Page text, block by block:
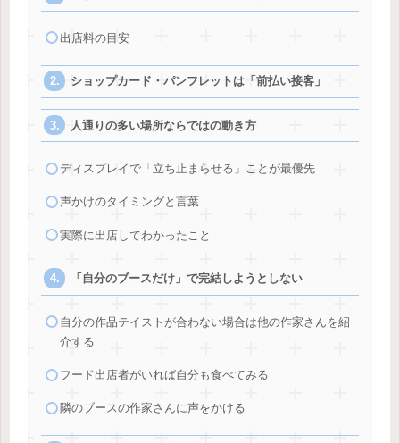
出店料の目安
ショップカード・パンフレットは「前払い接客」
人通りの多い場所ならではの動き方
ディスプレイで「立ち止まらせる」ことが最優先
声かけのタイミングと言葉
実際に出店してわかったこと
「自分のブースだけ」で完結しようとしない
自分の作品テイストが合わない場合は他の作家さんを紹
介する
フード出店者がいれば自分も食べてみる
隣のブースの作家さんに声をかける